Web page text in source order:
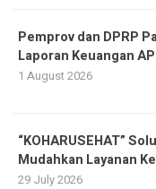
Pemprov dan DPRP
Laporan Keuangan
1 August 2026
“KOHARUSEHAT”
Mudahkan Layanan
29 July 2026